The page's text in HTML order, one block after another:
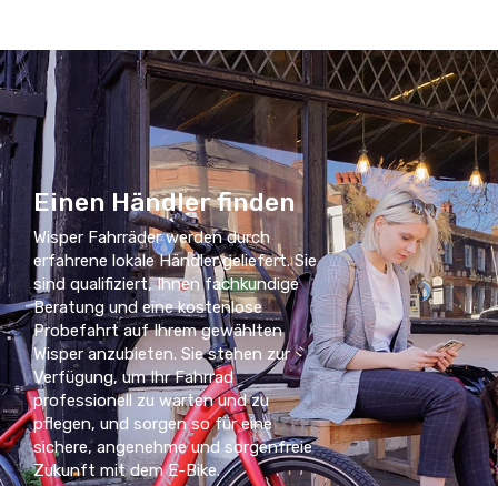
Einen Händler finden
Wisper Fahrräder werden durch
erfahrene lokale Händler geliefert. Sie
sind qualifiziert, Ihnen fachkundige
Beratung und eine kostenlose
Probefahrt auf Ihrem gewählten
Wisper anzubieten. Sie stehen zur
Verfügung, um Ihr Fahrrad
professionell zu warten und zu
pflegen, und sorgen so für eine
sichere, angenehme und sorgenfreie
Zukunft mit dem E-Bike.